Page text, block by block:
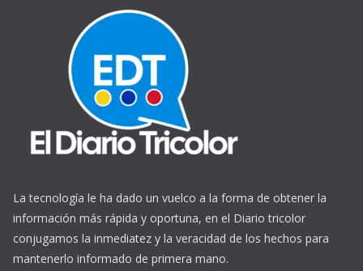
La tecnología le ha dado un vuelco a la forma de obtener la
información más rápida y oportuna, en el Diario tricolor
conjugamos la inmediatez y la veracidad de los hechos para
mantenerlo informado de primera mano.